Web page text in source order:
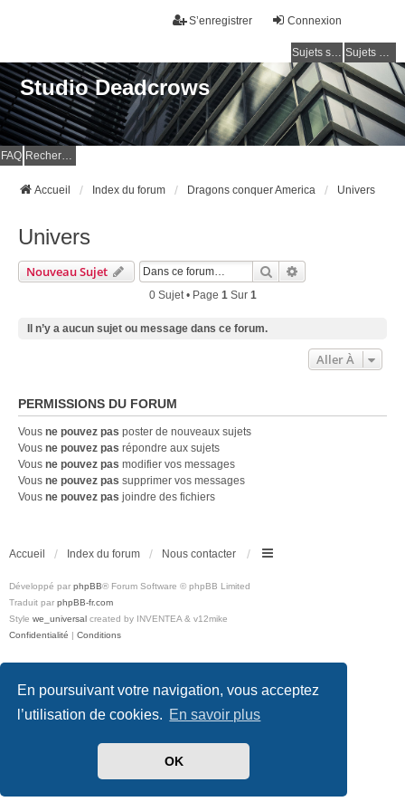
En poursuivant votre navigation, vous acceptez
l’utilisation de cookies. En savoir plus
OK
Connexion
S’enregistrer
Sujets sans réponse Sujets actifs
Studio Deadcrows
FAQ Rechercher
Accueil Index du forum Dragons conquer America Univers
Univers
Nouveau Sujet Rechercher
0 Sujet • Page 1Sur 1
Il n’y a aucun sujet ou message dans ce forum.
Aller À
PERMISSIONS DU FORUM
Vous ne pouvez pas poster de nouveaux sujets
Vous ne pouvez pas répondre aux sujets
Vous ne pouvez pas modifier vos messages
Vous ne pouvez pas supprimer vos messages
Vous ne pouvez pas joindre des fichiers
Accueil Index du forum Nous contacter
Développé par phpBB® Forum Software © phpBB Limited
Traduit par phpBB-fr.com
Style we_universal created by INVENTEA & v12mike
Confidentialité | Conditions